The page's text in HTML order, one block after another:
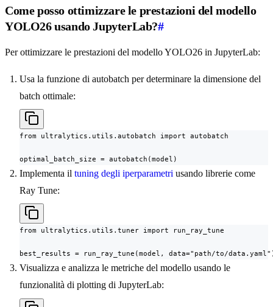
Come posso ottimizzare le prestazioni del modello
YOLO26 usando JupyterLab?#
Per ottimizzare le prestazioni del modello YOLO26 in JupyterLab:
Usa la funzione di autobatch per determinare la dimensione del
batch ottimale:
from ultralytics.utils.autobatch import autobatch
optimal_batch_size = autobatch(model)
Implementa il tuning degli iperparametri usando librerie come
Ray Tune:
from ultralytics.utils.tuner import run_ray_tune
best_results = run_ray_tune(model, data="path/to/
Visualizza e analizza le metriche del modello usando le
funzionalità di plotting di JupyterLab: